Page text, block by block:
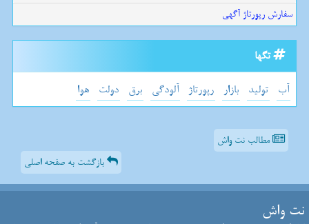
سفارش رپورتاژ آگهی
تگها
آب تولید بازار رپورتاژ آلودگی برق دولت هوا
مطالب نت واش
بازگشت به صفحه اصلی
نت واش